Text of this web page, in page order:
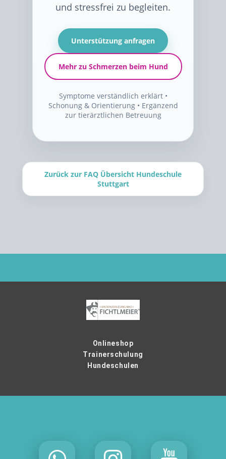
und stressfrei zu begleiten.
Unterstützung anfragen
Mehr zu Schmerzen beim Hund
Symptome verständlich erklärt •
Schonung & Orientierung • Ergänzend
zur tierärztlichen Betreuung
Zurück zur FAQ Übersicht Hundeschule
Stuttgart
Onlineshop
Trainerschulung
Hundeschulen